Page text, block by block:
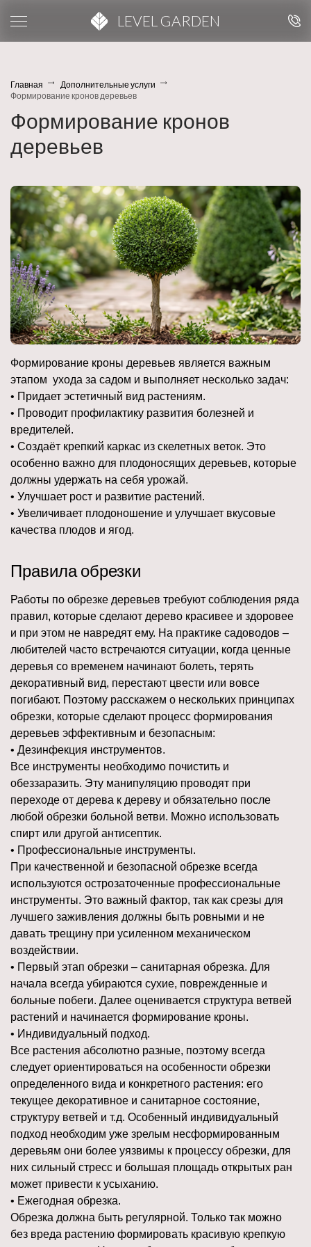
LEVEL GARDEN
Главная
Дополнительные услуги
Формирование кронов деревьев
Формирование кронов
деревьев
Формирование кроны деревьев является важным
этапом ухода за садом и выполняет несколько задач:
• Придает эстетичный вид растениям.
• Проводит профилактику развития болезней и
вредителей.
• Создаёт крепкий каркас из скелетных веток. Это
особенно важно для плодоносящих деревьев, которые
должны удержать на себя урожай.
• Улучшает рост и развитие растений.
• Увеличивает плодоношение и улучшает вкусовые
качества плодов и ягод.
Правила обрезки
Работы по обрезке деревьев требуют соблюдения ряда
правил, которые сделают дерево красивее и здоровее
и при этом не навредят ему. На практике садоводов –
любителей часто встречаются ситуации, когда ценные
деревья со временем начинают болеть, терять
декоративный вид, перестают цвести или вовсе
погибают. Поэтому расскажем о нескольких принципах
обрезки, которые сделают процесс формирования
деревьев эффективным и безопасным:
• Дезинфекция инструментов.
Все инструменты необходимо почистить и
обеззаразить. Эту манипуляцию проводят при
переходе от дерева к дереву и обязательно после
любой обрезки больной ветви. Можно использовать
спирт или другой антисептик.
• Профессиональные инструменты.
При качественной и безопасной обрезке всегда
используются острозаточенные профессиональные
инструменты. Это важный фактор, так как срезы для
лучшего заживления должны быть ровными и не
давать трещину при усиленном механическом
воздействии.
• Первый этап обрезки – санитарная обрезка. Для
начала всегда убираются сухие, поврежденные и
больные побеги. Далее оценивается структура ветвей
растений и начинается формирование кроны.
• Индивидуальный подход.
Все растения абсолютно разные, поэтому всегда
следует ориентироваться на особенности обрезки
определенного вида и конкретного растения: его
текущее декоративное и санитарное состояние,
структуру ветвей и т.д. Особенный индивидуальный
подход необходим уже зрелым несформированным
деревьям они более уязвимы к процессу обрезки, для
них сильный стресс и большая площадь открытых ран
может привести к усыханию.
• Ежегодная обрезка.
Обрезка должна быть регулярной. Только так можно
без вреда растению формировать красивую крепкую